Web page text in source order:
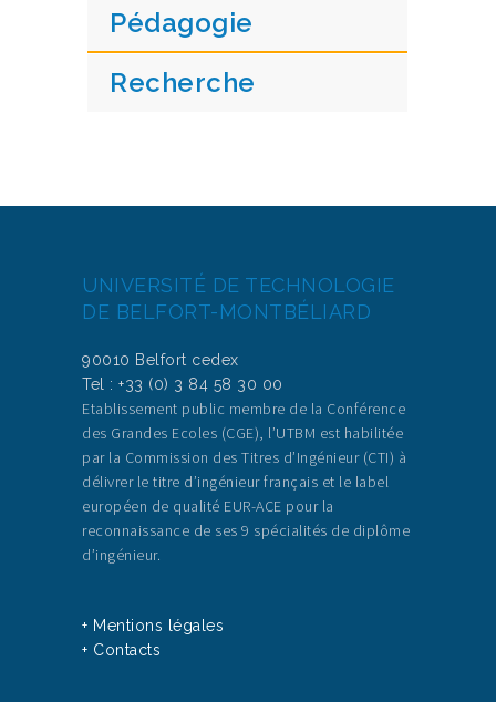
Pédagogie
Recherche
UNIVERSITÉ DE TECHNOLOGIE
DE BELFORT-MONTBÉLIARD
90010 Belfort cedex
Tel : +33 (0) 3 84 58 30 00
Etablissement public membre de la Conférence
des Grandes Ecoles (CGE), l’UTBM est habilitée
par la Commission des Titres d’Ingénieur (CTI) à
délivrer le titre d’ingénieur français et le label
européen de qualité EUR-ACE pour la
reconnaissance de ses 9 spécialités de diplôme
d’ingénieur.
+ Mentions légales
+ Contacts